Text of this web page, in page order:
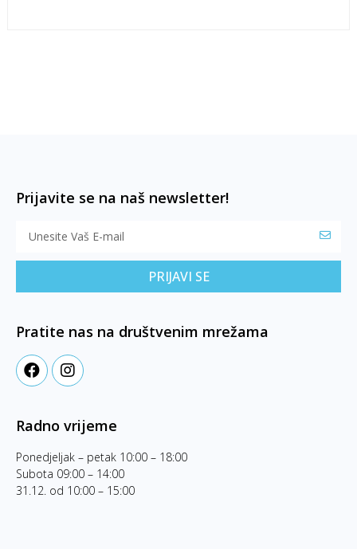
Prijavite se na naš newsletter!
PRIJAVI SE
Pratite nas na društvenim mrežama
Radno vrijeme
Ponedjeljak – petak 10:00 – 18:00
Subota 09:00 – 14:00
31.12. od 10:00 – 15:00